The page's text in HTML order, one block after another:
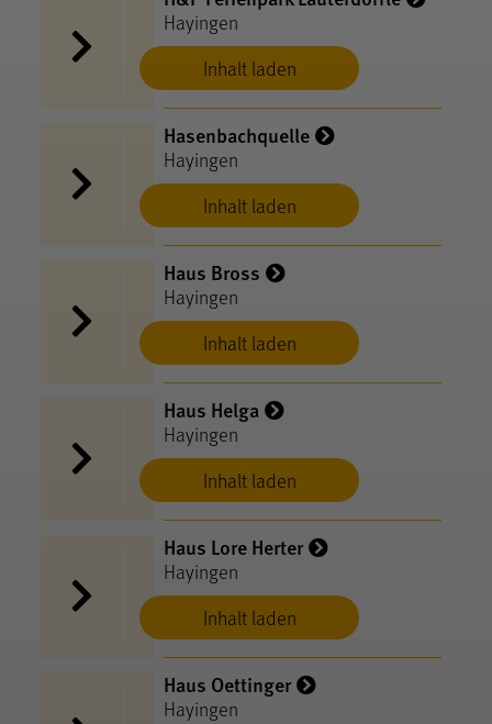
Inhalt laden
Hayingen
Inhalt laden
Hasenbachquelle
Hayingen
Inhalt laden
Haus Bross
Hayingen
Inhalt laden
Haus Helga
Hayingen
Inhalt laden
Haus Lore Herter
Hayingen
Haus Oettinger
Hayingen